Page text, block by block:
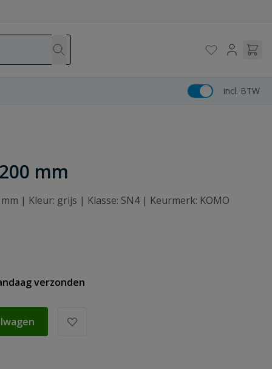
incl. BTW
mm
| Kleur: grijs | Klasse: SN4 | Keurmerk: KOMO
verzonden